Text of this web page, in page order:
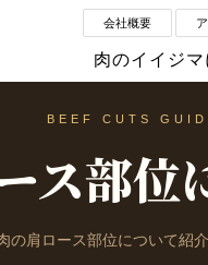
会社概要
肉のイイジマ
BEEF CUTS
ス部位
の肩ロース部位について紹介